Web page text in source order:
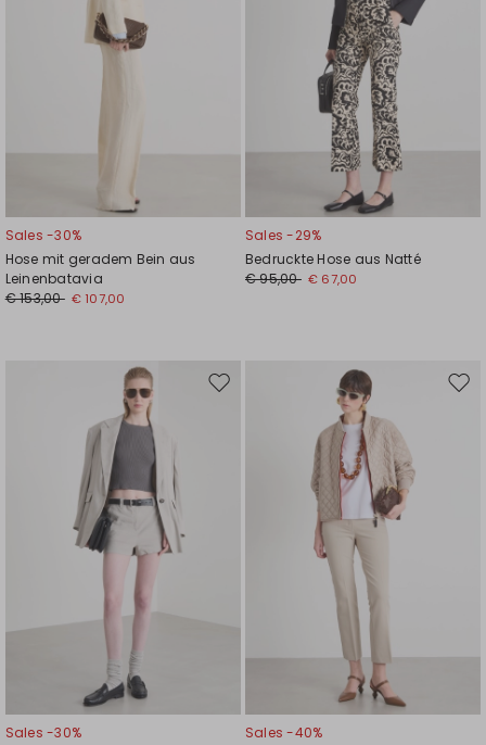
Sales -30%
Hose mit geradem Bein aus
Leinenbatavia
€ 153,00 € 107,00
Sales -29%
Bedruckte Hose aus Natté
€ 95,00 € 67,00
Auf
Sales -30%
Auf
Sales -40%